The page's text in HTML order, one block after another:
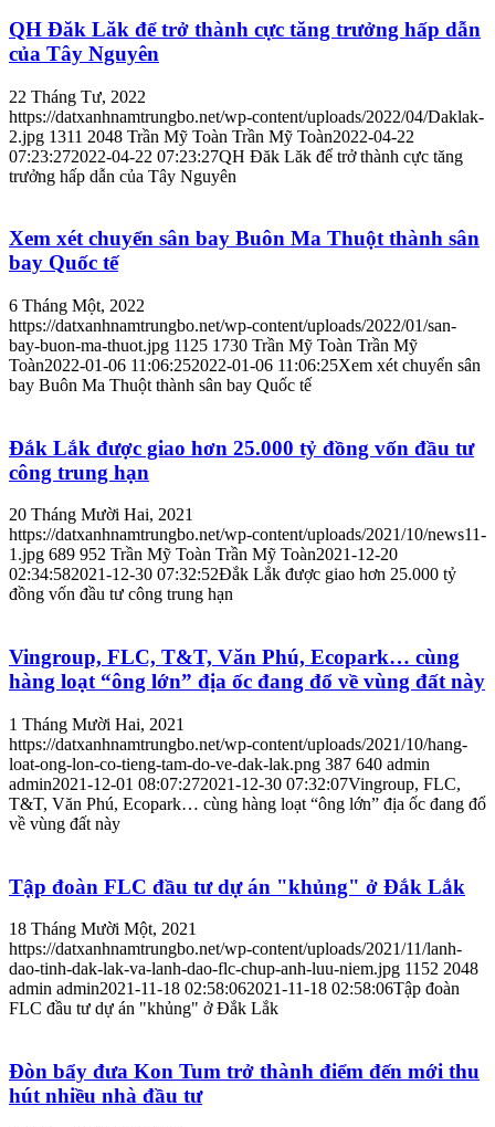
QH Đăk Lăk để trở thành cực tăng trưởng hấp dẫn
của Tây Nguyên
22 Tháng Tư, 2022
https://datxanhnamtrungbo.net/wp-content/uploads/2022/04/Daklak-
2.jpg 1311 2048 Trần Mỹ Toàn Trần Mỹ Toàn2022-04-22
07:23:272022-04-22 07:23:27QH Đăk Lăk để trở thành cực tăng
trưởng hấp dẫn của Tây Nguyên
Xem xét chuyển sân bay Buôn Ma Thuột thành sân
bay Quốc tế
6 Tháng Một, 2022
https://datxanhnamtrungbo.net/wp-content/uploads/2022/01/san-
bay-buon-ma-thuot.jpg 1125 1730 Trần Mỹ Toàn Trần Mỹ
Toàn2022-01-06 11:06:252022-01-06 11:06:25Xem xét chuyển sân
bay Buôn Ma Thuột thành sân bay Quốc tế
Đắk Lắk được giao hơn 25.000 tỷ đồng vốn đầu tư
công trung hạn
20 Tháng Mười Hai, 2021
https://datxanhnamtrungbo.net/wp-content/uploads/2021/10/news11-
1.jpg 689 952 Trần Mỹ Toàn Trần Mỹ Toàn2021-12-20
02:34:582021-12-30 07:32:52Đắk Lắk được giao hơn 25.000 tỷ
đồng vốn đầu tư công trung hạn
Vingroup, FLC, T&T, Văn Phú, Ecopark… cùng
hàng loạt “ông lớn” địa ốc đang đổ về vùng đất này
1 Tháng Mười Hai, 2021
https://datxanhnamtrungbo.net/wp-content/uploads/2021/10/hang-
loat-ong-lon-co-tieng-tam-do-ve-dak-lak.png 387 640 admin
admin2021-12-01 08:07:272021-12-30 07:32:07Vingroup, FLC,
T&T, Văn Phú, Ecopark… cùng hàng loạt “ông lớn” địa ốc đang đổ
về vùng đất này
Tập đoàn FLC đầu tư dự án "khủng" ở Đắk Lắk
18 Tháng Mười Một, 2021
https://datxanhnamtrungbo.net/wp-content/uploads/2021/11/lanh-
dao-tinh-dak-lak-va-lanh-dao-flc-chup-anh-luu-niem.jpg 1152 2048
admin admin2021-11-18 02:58:062021-11-18 02:58:06Tập đoàn
FLC đầu tư dự án "khủng" ở Đắk Lắk
Đòn bẩy đưa Kon Tum trở thành điểm đến mới thu
hút nhiều nhà đầu tư